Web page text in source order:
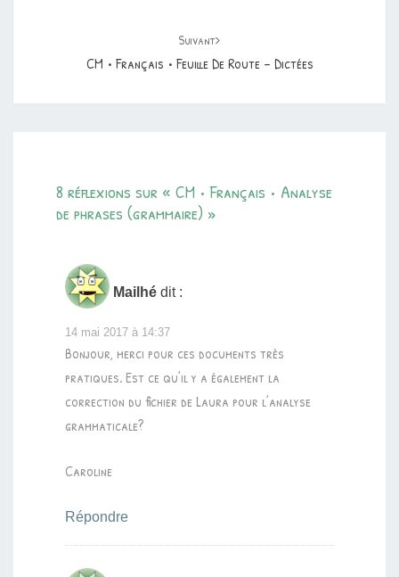
Suivant
CM • Français • Feuille De Route – Dictées
8 réflexions sur « CM • Français • Analyse
de phrases (grammaire) »
Mailhé dit :
14 mai 2017 à 14:37
Bonjour, merci pour ces documents très
pratiques. Est ce qu’il y a également la
correction du fichier de Laura pour l’analyse
grammaticale?
Caroline
Répondre